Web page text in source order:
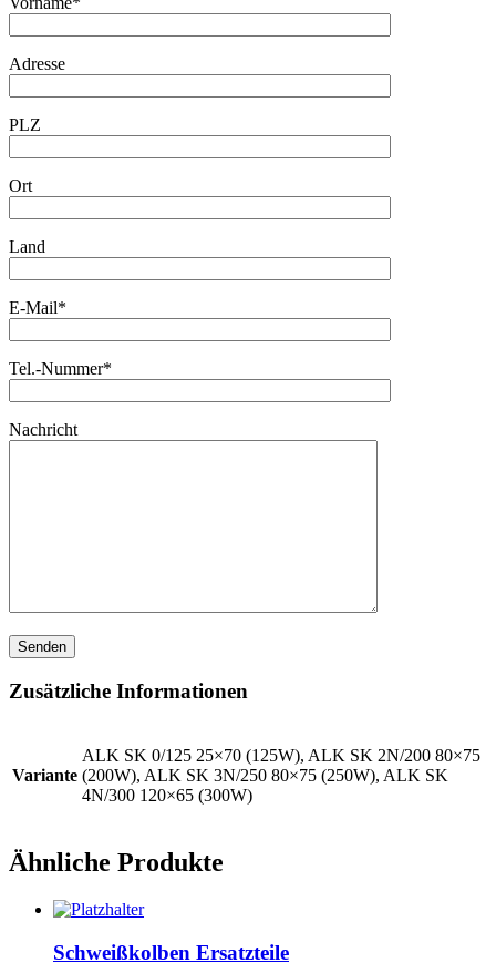
Adresse
PLZ
Ort
Land
E-Mail*
Tel.-Nummer*
Nachricht
Zusätzliche Informationen
Variante
ALK SK 0/125 25×70 (125W), ALK SK 2N/200 80×75
(200W), ALK SK 3N/250 80×75 (250W), ALK SK
4N/300 120×65 (300W)
Ähnliche Produkte
Schweißkolben Ersatzteile